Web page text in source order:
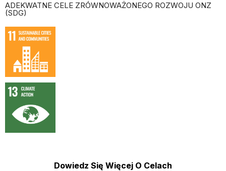
ADEKWATNE CELE ZRÓWNOWAŻONEGO ROZWOJU ONZ
(SDG)
Dowiedz Się Więcej O Celach